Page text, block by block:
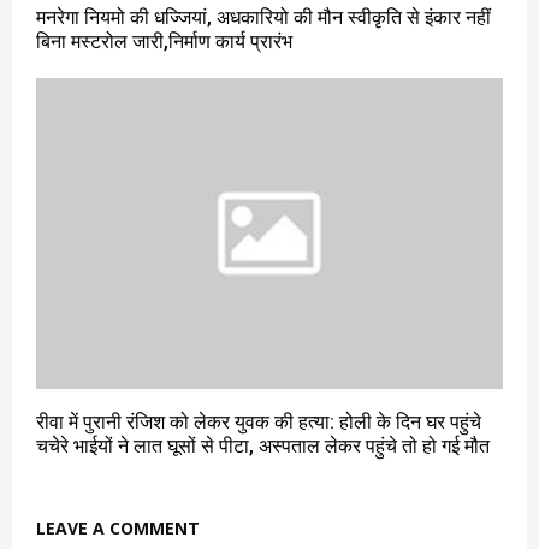
मनरेगा नियमो की धज्जियां, अधकारियो की मौन स्वीकृति से इंकार नहीं
बिना मस्टरोल जारी,निर्माण कार्य प्रारंभ
रीवा में पुरानी रंजिश को लेकर युवक की हत्या: होली के दिन घर पहुंचे
चचेरे भाईयों ने लात घूसों से पीटा, अस्पताल लेकर पहुंचे तो हो गई मौत
LEAVE A COMMENT